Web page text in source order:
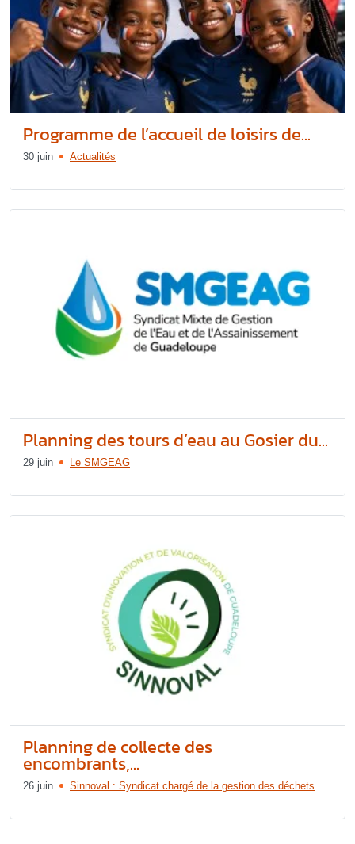
Programme de l’accueil de loisirs de...
30 juin Actualités
Planning des tours d’eau au Gosier du...
29 juin Le SMGEAG
Planning de collecte des
encombrants,...
26 juin Sinnoval : Syndicat chargé de la gestion des déchets